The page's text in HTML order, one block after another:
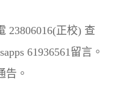
23806016(正校) 查
61936561留言。
告。